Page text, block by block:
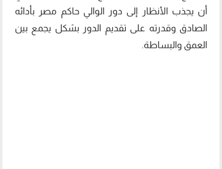
أن يجذب الأنظار إلى دور الوالي حاكم مصر بأدائه
الصادق وقدرته على تقديم الدور بشكل يجمع بين
العمق والبساطة.